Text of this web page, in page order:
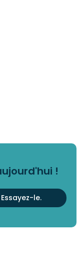
!
Essayez-le.